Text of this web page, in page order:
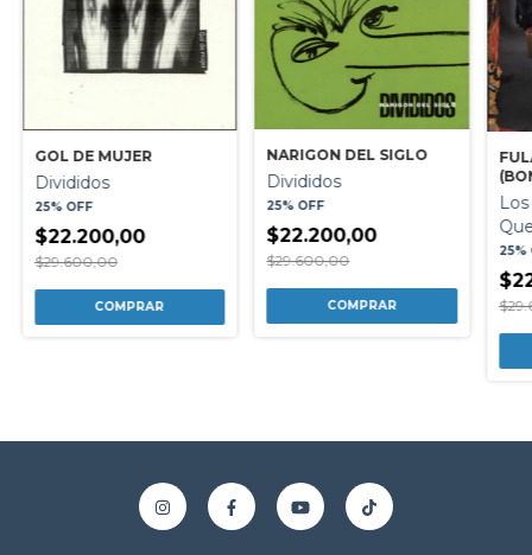
GOL DE MUJER
Divididos
25% OFF
$22.200,00
$29.600,00
NARIGON DEL SIGLO
Divididos
25% OFF
$22.200,00
$29.600,00
25%